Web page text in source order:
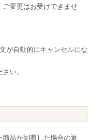
ご変更はお受けできませ
が自動的にキャンセルにな
い。
品が到着した場合の返